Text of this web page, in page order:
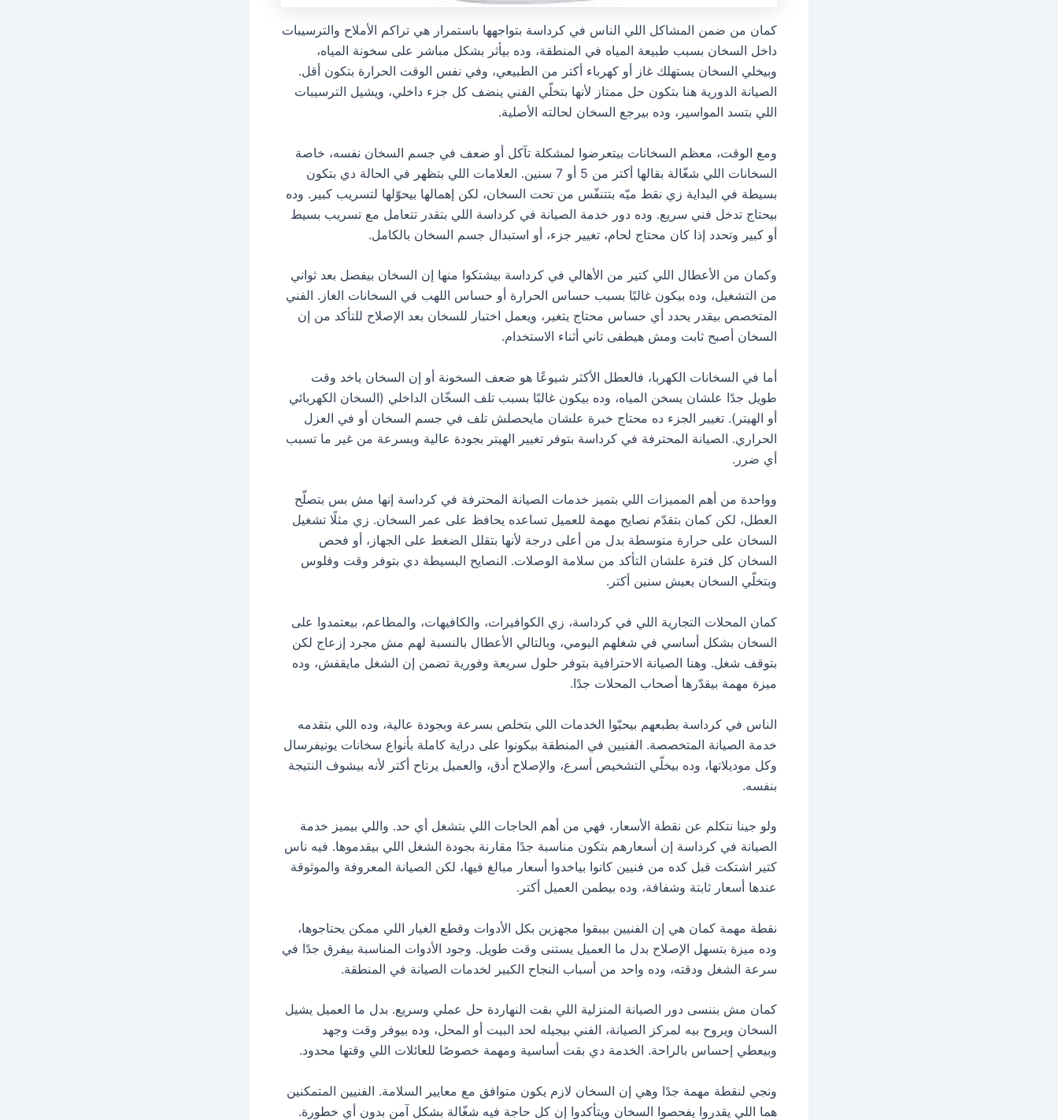
كمان من ضمن المشاكل اللي الناس في كرداسة بتواجهها باستمرار هي تراكم الأملاح والترسيبات
داخل السخان بسبب طبيعة المياه في المنطقة، وده بيأثر بشكل مباشر على سخونة المياه،
وبيخلي السخان يستهلك غاز أو كهرباء أكتر من الطبيعي، وفي نفس الوقت الحرارة بتكون أقل.
الصيانة الدورية هنا بتكون حل ممتاز لأنها بتخلّي الفني ينضف كل جزء داخلي، ويشيل الترسيبات
اللي بتسد المواسير، وده بيرجع السخان لحالته الأصلية.
ومع الوقت، معظم السخانات بيتعرضوا لمشكلة تآكل أو ضعف في جسم السخان نفسه، خاصة
السخانات اللي شغّالة بقالها أكتر من 5 أو 7 سنين. العلامات اللي بتظهر في الحالة دي بتكون
بسيطة في البداية زي نقط ميّه بتتنفّس من تحت السخان، لكن إهمالها بيحوّلها لتسريب كبير. وده
بيحتاج تدخل فني سريع. وده دور خدمة الصيانة في كرداسة اللي بتقدر تتعامل مع تسريب بسيط
أو كبير وتحدد إذا كان محتاج لحام، تغيير جزء، أو استبدال جسم السخان بالكامل.
وكمان من الأعطال اللي كتير من الأهالي في كرداسة بيشتكوا منها إن السخان بيفصل بعد ثواني
من التشغيل، وده بيكون غالبًا بسبب حساس الحرارة أو حساس اللهب في السخانات الغاز. الفني
المتخصص بيقدر يحدد أي حساس محتاج يتغير، ويعمل اختبار للسخان بعد الإصلاح للتأكد من إن
السخان أصبح ثابت ومش هيطفى تاني أثناء الاستخدام.
أما في السخانات الكهربا، فالعطل الأكثر شيوعًا هو ضعف السخونة أو إن السخان ياخد وقت
طويل جدًا علشان يسخن المياه، وده بيكون غالبًا بسبب تلف السخّان الداخلي (السخان الكهربائي
أو الهيتر). تغيير الجزء ده محتاج خبرة علشان مايحصلش تلف في جسم السخان أو في العزل
الحراري. الصيانة المحترفة في كرداسة بتوفر تغيير الهيتر بجودة عالية وبسرعة من غير ما تسبب
أي ضرر.
وواحدة من أهم المميزات اللي بتميز خدمات الصيانة المحترفة في كرداسة إنها مش بس بتصلّح
العطل، لكن كمان بتقدّم نصايح مهمة للعميل تساعده يحافظ على عمر السخان. زي مثلًا تشغيل
السخان على حرارة متوسطة بدل من أعلى درجة لأنها بتقلل الضغط على الجهاز، أو فحص
السخان كل فترة علشان التأكد من سلامة الوصلات. النصايح البسيطة دي بتوفر وقت وفلوس
وبتخلّي السخان يعيش سنين أكتر.
كمان المحلات التجارية اللي في كرداسة، زي الكوافيرات، والكافيهات، والمطاعم، بيعتمدوا على
السخان بشكل أساسي في شغلهم اليومي، وبالتالي الأعطال بالنسبة لهم مش مجرد إزعاج لكن
بتوقف شغل. وهنا الصيانة الاحترافية بتوفر حلول سريعة وفورية تضمن إن الشغل مايقفش، وده
ميزة مهمة بيقدّرها أصحاب المحلات جدًا.
الناس في كرداسة بطبعهم بيحبّوا الخدمات اللي بتخلص بسرعة وبجودة عالية، وده اللي بتقدمه
خدمة الصيانة المتخصصة. الفنيين في المنطقة بيكونوا على دراية كاملة بأنواع سخانات يونيفرسال
وكل موديلاتها، وده بيخلّي التشخيص أسرع، والإصلاح أدق، والعميل يرتاح أكتر لأنه بيشوف النتيجة
بنفسه.
ولو جينا نتكلم عن نقطة الأسعار، فهي من أهم الحاجات اللي بتشغل أي حد. واللي بيميز خدمة
الصيانة في كرداسة إن أسعارهم بتكون مناسبة جدًا مقارنة بجودة الشغل اللي بيقدموها. فيه ناس
كتير اشتكت قبل كده من فنيين كانوا بياخدوا أسعار مبالغ فيها، لكن الصيانة المعروفة والموثوقة
عندها أسعار ثابتة وشفافة، وده بيطمن العميل أكتر.
نقطة مهمة كمان هي إن الفنيين بيبقوا مجهزين بكل الأدوات وقطع الغيار اللي ممكن يحتاجوها،
وده ميزة بتسهل الإصلاح بدل ما العميل يستنى وقت طويل. وجود الأدوات المناسبة بيفرق جدًا في
سرعة الشغل ودقته، وده واحد من أسباب النجاح الكبير لخدمات الصيانة في المنطقة.
كمان مش بننسى دور الصيانة المنزلية اللي بقت النهاردة حل عملي وسريع. بدل ما العميل يشيل
السخان ويروح بيه لمركز الصيانة، الفني بيجيله لحد البيت أو المحل، وده بيوفر وقت وجهد
وبيعطي إحساس بالراحة. الخدمة دي بقت أساسية ومهمة خصوصًا للعائلات اللي وقتها محدود.
ونجي لنقطة مهمة جدًا وهي إن السخان لازم يكون متوافق مع معايير السلامة. الفنيين المتمكنين
هما اللي يقدروا يفحصوا السخان ويتأكدوا إن كل حاجة فيه شغّالة بشكل آمن بدون أي خطورة.